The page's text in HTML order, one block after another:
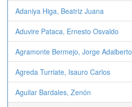
Adaniya Higa, Beatriz Juana
Aduvire Pataca, Ernesto Osvaldo
Agramonte Bermejo, Jorge Adalberto
Agreda Turriate, Isauro Carlos
Aguilar Bardales, Zenón